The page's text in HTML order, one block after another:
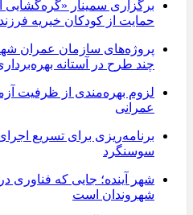
برگزاری سمینار «گره‌گشایی
حمایت از کودکان خیریه
پروژه‌های سازمان عمران
چند طرح در آستانه
لزوم بهره‌مندی از ظرفیت
عمرانی
برنامه‌ریزی برای تسریع
سوسنگرد
شهر آینده؛ جایی که
شهروندان است